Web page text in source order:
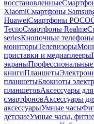
восстановленные
XiaomiСмартфоны
HuaweiСмартфоны POCO
TecnoСмартфоны Realme
seriesКнопочные телефоны
мониторыТелевизоры
приставки и медиаплееры
экраны
книгиПланшеты
планшетыБлокноты
планшетовАксессуары
смартфоновАксессуары
аксессуарыУмные часы
детскиеУмные часы,